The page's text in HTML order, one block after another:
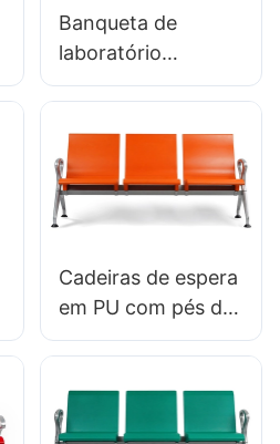
Banqueta de
laboratório
redonda
ajustável em
poliuretano com
base em estrela de
alumínio IC002
Cadeiras de espera
em PU com pés de
alumínio para
de aeroportos
(venda por